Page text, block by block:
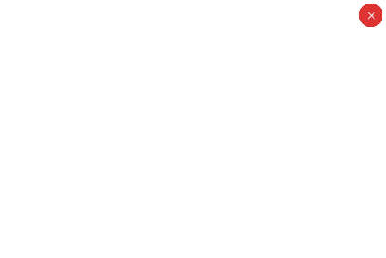
×
×
×
×
×
×
×
×